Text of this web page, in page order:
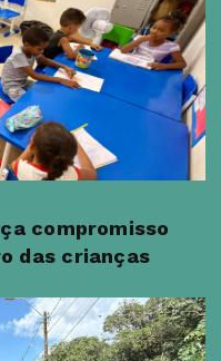
compromisso
das crianças